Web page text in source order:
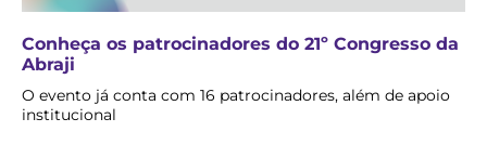
Conheça os patrocinadores do 21º Congresso da
Abraji
O evento já conta com 16 patrocinadores, além de apoio
institucional